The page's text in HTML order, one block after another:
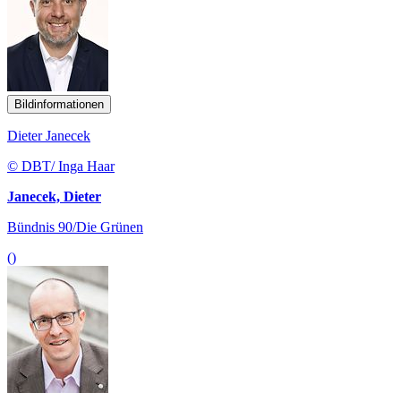
Bildinformationen
Dieter Janecek
© DBT/ Inga Haar
Janecek, Dieter
Bündnis 90/Die Grünen
()